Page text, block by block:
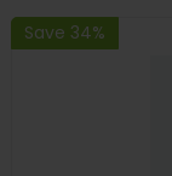
Save 34%